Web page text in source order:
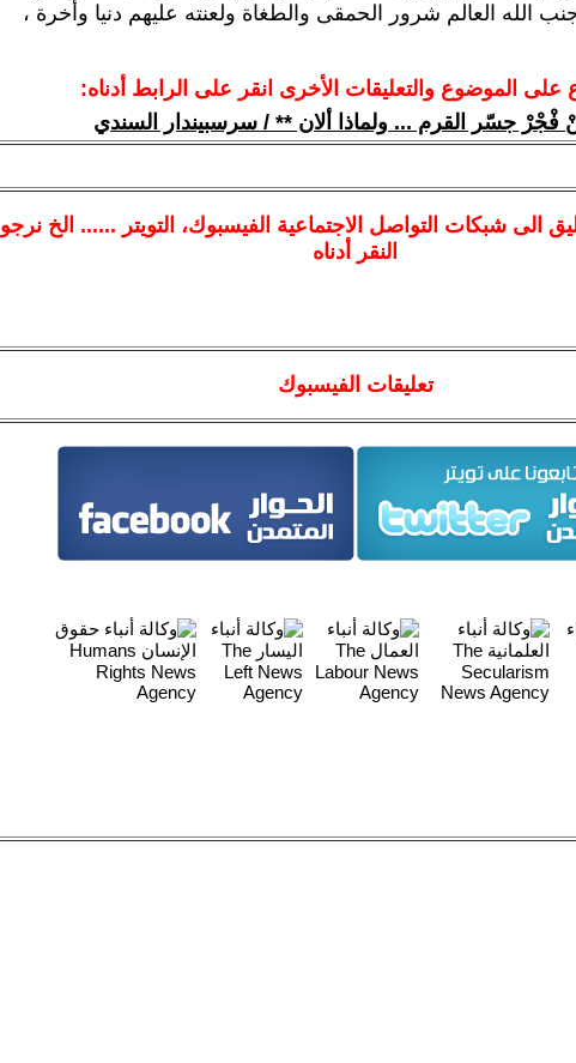
الله العالم شرور الحمقى والطغاة ولعنته عليهم دنيا وأخرة ،
على الموضوع والتعليقات الأخرى انقر على الرابط أدناه:
فْجْرْ جسّر القرم ... ولماذا ألان ** / سرسبيندار السندي
الى شبكات التواصل الاجتماعية الفيسبوك، التويتر ...... الخ نرجو
النقر أدناه
تعليقات الفيسبوك